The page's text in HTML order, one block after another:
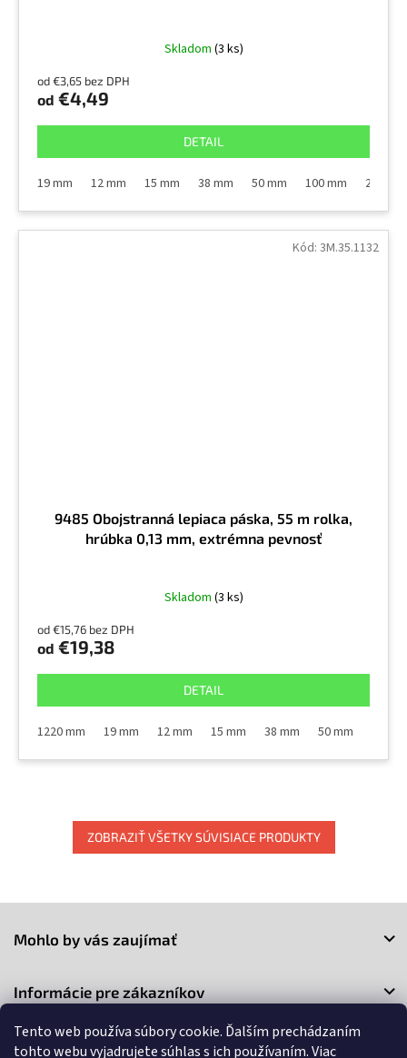
Tento web používa súbory cookie. Ďalším prechádzaním
tohto webu vyjadrujete súhlas s ich používaním. Viac
Skladom (3 ks)
od €3,65 bez DPH
od €4,49
DETAIL
19 mm 12 mm 15 mm 38 mm 50 mm 100 mm 25 mm
9485 Obojstranná lepiaca páska, 55 m rolka,
hrúbka 0,13 mm, extrémna pevnosť
Skladom (3 ks)
od €15,76 bez DPH
od €19,38
DETAIL
1220 mm 19 mm 12 mm 15 mm 38 mm 50 mm
Kód: 3M.35.1132
ZOBRAZIŤ VŠETKY SÚVISIACE PRODUKTY
i
Mohlo by vás zaujímať
Informácie pre zákazníkov
Kontakt